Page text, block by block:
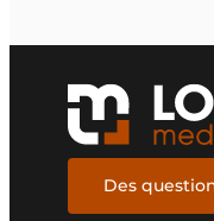
Des